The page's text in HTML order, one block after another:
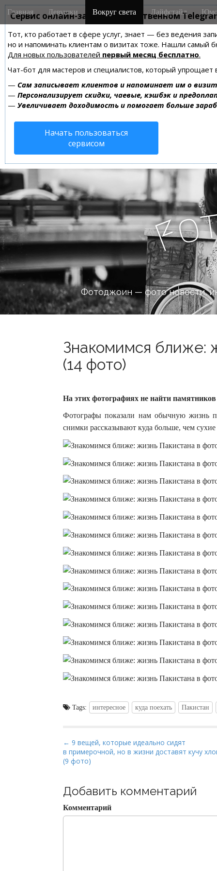
Сервис онлайн-записи на собственном
Тот, кто работает в сфере услуг, знает — без ведения
но и напоминать клиентам о визитах тоже. Нашли самый
Для новых пользователей первый месяц бесплатно.
Чат-бот для мастеров и специалистов, который упрощает
— Сам записывает клиентов и напоминает им о
— Персонализирует скидки, чаевые, кэшбэк и
— Увеличивает доходимость и помогает больше
Начать пользоваться
сервисом
M
a
n
m
e
n
u
i
Главная Девушки Вокруг света Лайфстайл
Fo
Фотоджоин — фото новости,
Знакомимся ближе:
(14 фото)
На этих фотографиях не найти
Фотографы показали нам обычную жизнь
снимки рассказывают куда больше, чем
Tags: интересное куда поехать Пакистан
P
o
s
n
a
v
← 9 вещей, которые идеально сидят
в примерочной, но в жизни доставят кучу
(9 фото)
Добавить комментарий
Комментарий